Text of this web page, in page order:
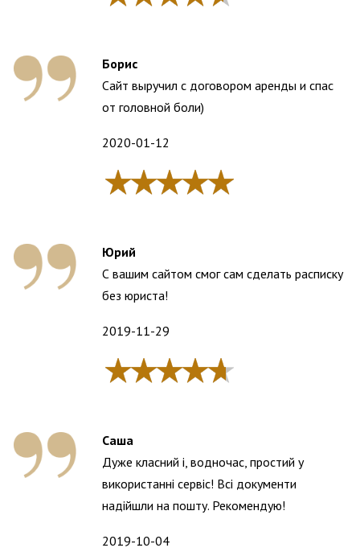
Борис
Сайт выручил c договором аренды и спас
от головной боли)
2020-01-12
Юрий
С вашим сайтом смог сам сделать расписку
без юриста!
2019-11-29
Саша
Дуже класний і, водночас, простий у
використанні сервіс! Всі документи
надійшли на пошту. Рекомендую!
2019-10-04